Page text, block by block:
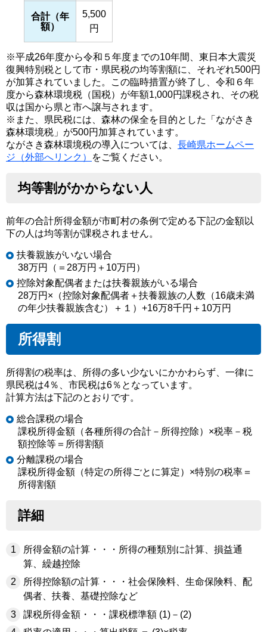
合計（年
額）
5,500
円
※平成26年度から令和５年度までの10年間、東日本大震災
復興特別税として市・県民税の均等割額に、それぞれ500円
が加算されていました。この臨時措置が終了し、令和６年
度から森林環境税（国税）が年額1,000円課税され、その税
収は国から県と市へ譲与されます。
※また、県民税には、森林の保全を目的とした「ながさき
森林環境税」が500円加算されています。
ながさき森林環境税の導入については、 長崎県ホームペー
ジ（外部へリンク）
をご覧ください。
均等割がかからない人
前年の合計所得金額が市町村の条例で定める下記の金額以
下の人は均等割が課税されません。
扶養親族がいない場合
38万円（＝28万円＋10万円）
控除対象配偶者または扶養親族がいる場合
28万円×（控除対象配偶者＋扶養親族の人数（16歳未満
の年少扶養親族含む）＋１）+16万8千円＋10万円
所得割
所得割の税率は、所得の多い少ないにかかわらず、一律に
県民税は4％、市民税は6％となっています。
計算方法は下記のとおりです。
総合課税の場合
課税所得金額（各種所得の合計－所得控除）×税率－税
額控除等＝所得割額
分離課税の場合
課税所得金額（特定の所得ごとに算定）×特別の税率＝
所得割額
詳細
所得金額の計算・・・所得の種類別に計算、損益通
算、繰越控除
所得控除額の計算・・・社会保険料、生命保険料、配
偶者、扶養、基礎控除など
課税所得金額・・・課税標準額 (1)－(2)